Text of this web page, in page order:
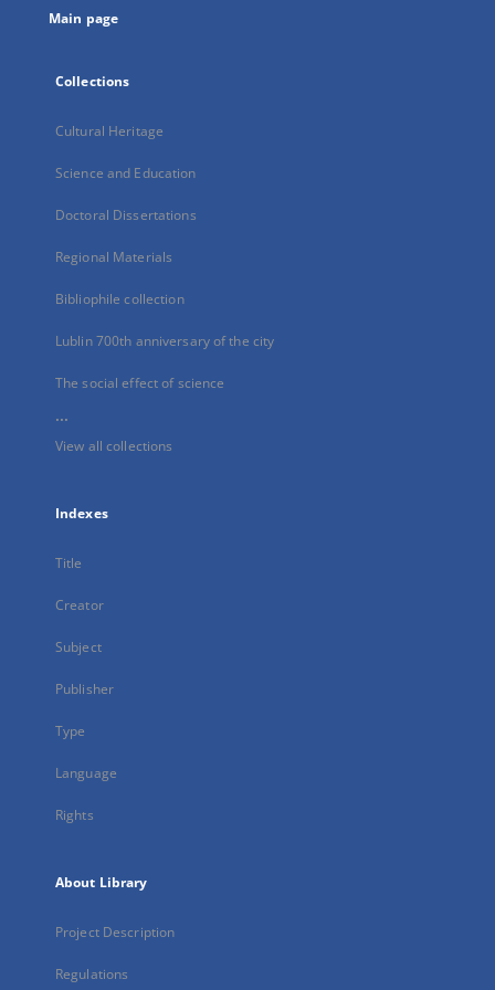
Main page
Collections
Cultural Heritage
Science and Education
Doctoral Dissertations
Regional Materials
Bibliophile collection
Lublin 700th anniversary of the city
The social effect of science
...
View all collections
Indexes
Title
Creator
Subject
Publisher
Type
Language
Rights
About Library
Project Description
Regulations